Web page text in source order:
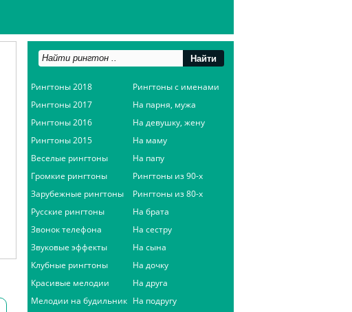
Рингтоны 2018
Рингтоны 2017
Рингтоны 2016
Рингтоны 2015
Веселые рингтоны
Громкие рингтоны
Зарубежные рингтоны
Русские рингтоны
Звонок телефона
Звуковые эффекты
Клубные рингтоны
Красивые мелодии
Мелодии на будильник
Рингтоны с именами
На парня, мужа
На девушку, жену
На маму
На папу
Рингтоны из 90-х
Рингтоны из 80-х
На брата
На сестру
На сына
На дочку
На друга
На подругу